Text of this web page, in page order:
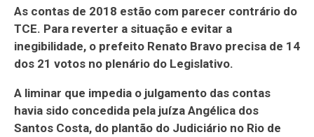
As contas de 2018 estão com parecer contrário do
TCE. Para reverter a situação e evitar a
inegibilidade, o prefeito Renato Bravo precisa de 14
dos 21 votos no plenário do Legislativo.
A liminar que impedia o julgamento das contas
havia sido concedida pela juíza Angélica dos
Santos Costa, do plantão do Judiciário no Rio de